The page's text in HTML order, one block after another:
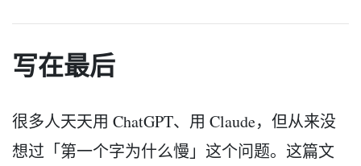
写在最后
很多人天天用 ChatGPT、用 Claude，但从来没
想过「第一个字为什么慢」这个问题。这篇文